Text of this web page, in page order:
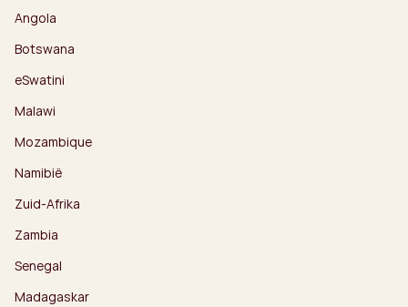
Angola
Botswana
eSwatini
Malawi
Mozambique
Namibië
Zuid-Afrika
Zambia
Senegal
Madagaskar